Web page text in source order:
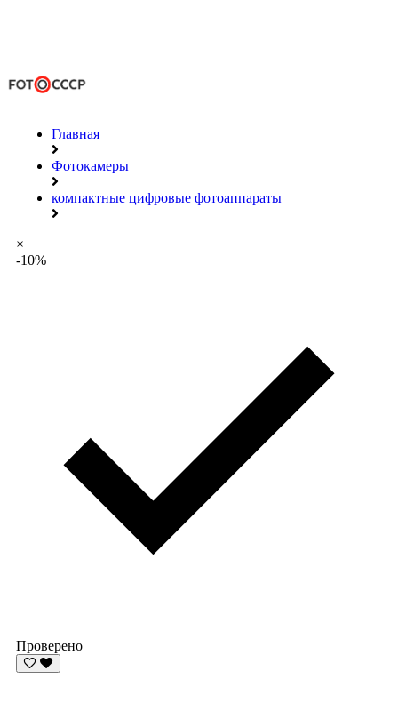
Главная
Фотокамеры
компактные цифровые фотоаппараты
×
-10%
Проверено